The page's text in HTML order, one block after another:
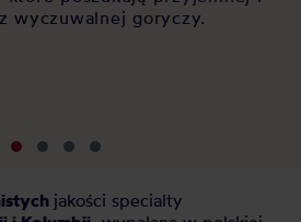
wyczuwalnej goryczy.
jakości specialty